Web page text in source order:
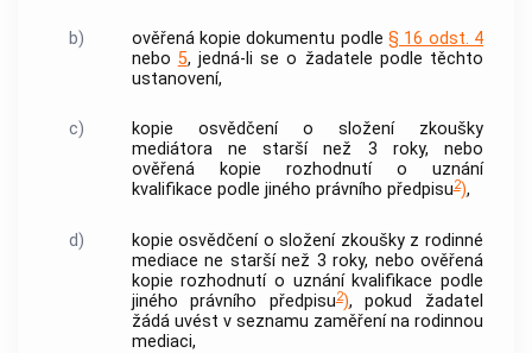
b) ověřená kopie dokumentu podle § 16 odst. 4
nebo 5, jedná-li se o žadatele podle těchto
ustanovení,
c)
kopie osvědčení o složení zkoušky
mediátora ne starší než 3 roky, nebo
ověřená kopie rozhodnutí o uznání
kvalifikace podle jiného právního předpisu2),
d) kopie osvědčení o složení zkoušky z rodinné
mediace ne starší než 3 roky, nebo ověřená
kopie rozhodnutí o uznání kvalifikace podle
jiného právního předpisu2), pokud žadatel
žádá uvést v seznamu zaměření na rodinnou
mediaci,